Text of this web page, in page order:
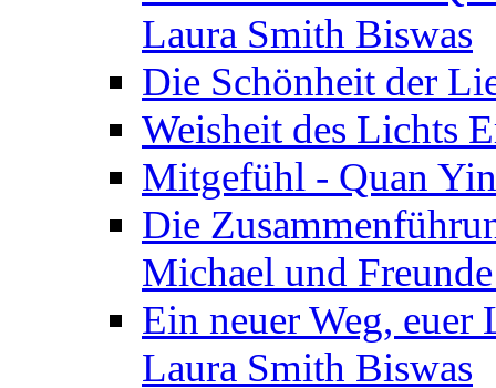
Laura Smith Biswas
Die Schönheit der
Weisheit des Lichts
Mitgefühl - Quan
Die
Michael und
Ein neuer Weg, euer
Laura Smith Biswas